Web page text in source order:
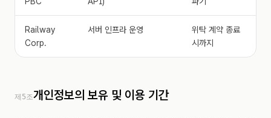
Railway
Corp.
서버 인프라 운영
위탁 계약 종료
시까지
제5조개인정보의 보유 및 이용 기간